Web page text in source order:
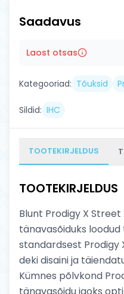
Saadavus
Laost otsas
Kategooriad: Tõuksid
Sildid: IHC
TOOTEKIRJELDUS
TOOTEKIRJELDUS
Blunt Prodigy X
tänavasõiduks
standardsest Prodigy
deki disaini ja
Kümnes põlvkond